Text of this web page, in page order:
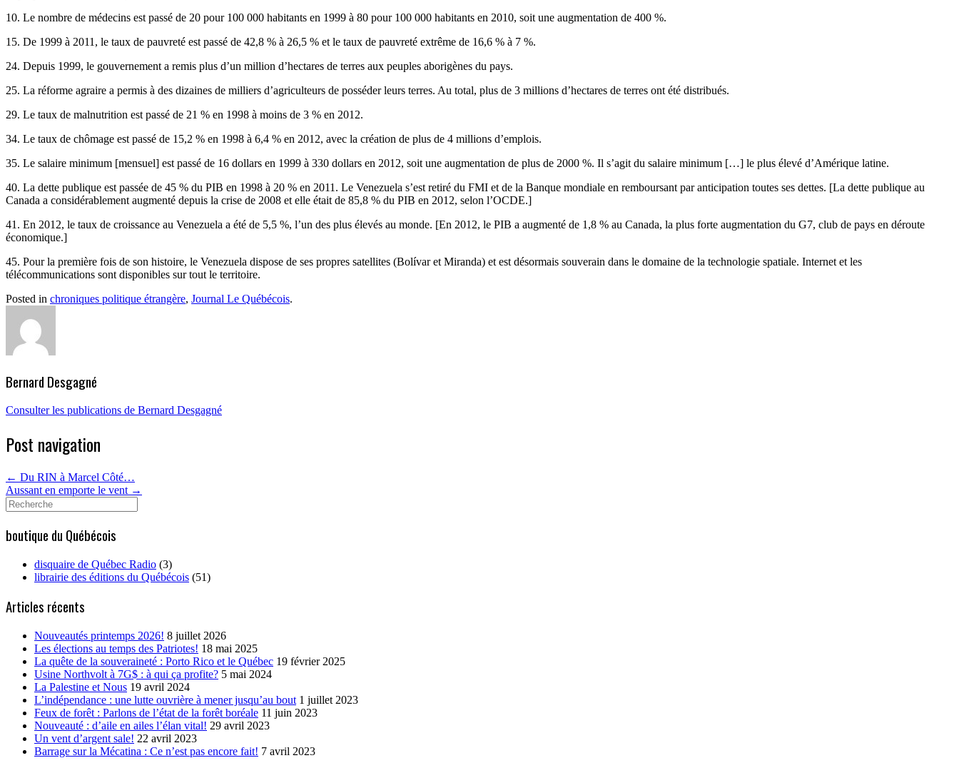
10. Le nombre de médecins est passé de 20 pour 100 000 habitants en 1999 à 80 pour 100 000 habitants en 2010, soit une augmentation de 400 %.
15. De 1999 à 2011, le taux de pauvreté est passé de 42,8 % à 26,5 % et le taux de pauvreté extrême de 16,6 % à 7 %.
24. Depuis 1999, le gouvernement a remis plus d’un million d’hectares de terres aux peuples aborigènes du pays.
25. La réforme agraire a permis à des dizaines de milliers d’agriculteurs de posséder leurs terres. Au total, plus de 3 millions d’hectares de terres ont été distribués.
29. Le taux de malnutrition est passé de 21 % en 1998 à moins de 3 % en 2012.
34. Le taux de chômage est passé de 15,2 % en 1998 à 6,4 % en 2012, avec la création de plus de 4 millions d’emplois.
35. Le salaire minimum [mensuel] est passé de 16 dollars en 1999 à 330 dollars en 2012, soit une augmentation de plus de 2000 %. Il s’agit du salaire minimum […] le plus élevé d’Amérique latine.
40. La dette publique est passée de 45 % du PIB en 1998 à 20 % en 2011. Le Venezuela s’est retiré du FMI et de la Banque mondiale en remboursant par anticipation toutes ses dettes. [La dette publique au
Canada a considérablement augmenté depuis la crise de 2008 et elle était de 85,8 % du PIB en 2012, selon l’OCDE.]
41. En 2012, le taux de croissance au Venezuela a été de 5,5 %, l’un des plus élevés au monde. [En 2012, le PIB a augmenté de 1,8 % au Canada, la plus forte augmentation du G7, club de pays en déroute
économique.]
45. Pour la première fois de son histoire, le Venezuela dispose de ses propres satellites (Bolívar et Miranda) et est désormais souverain dans le domaine de la technologie spatiale. Internet et les
télécommunications sont disponibles sur tout le territoire.
Posted in chroniques politique étrangère, Journal Le Québécois.
Bernard Desgagné
Consulter les publications de Bernard Desgagné
Post navigation
← Du RIN à Marcel Côté…
Aussant en emporte le vent →
Search
for:
boutique du Québécois
disquaire de Québec Radio (3)
librairie des éditions du Québécois (51)
Articles récents
Nouveautés printemps 2026! 8 juillet 2026
Les élections au temps des Patriotes! 18 mai 2025
La quête de la souveraineté : Porto Rico et le Québec 19 février 2025
Usine Northvolt à 7G$ : à qui ça profite? 5 mai 2024
La Palestine et Nous 19 avril 2024
L’indépendance : une lutte ouvrière à mener jusqu’au bout 1 juillet 2023
Feux de forêt : Parlons de l’état de la forêt boréale 11 juin 2023
Nouveauté : d’aile en ailes l’élan vital! 29 avril 2023
Un vent d’argent sale! 22 avril 2023
Barrage sur la Mécatina : Ce n’est pas encore fait! 7 avril 2023